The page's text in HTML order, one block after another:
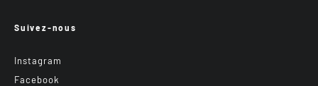
Suivez-nous
Instagram
Facebook